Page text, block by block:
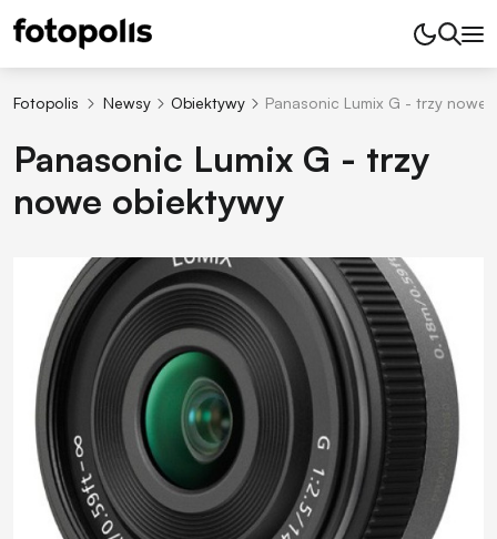
Fotopolis Newsy Obiektywy Panasonic Lumix G - trzy nowe
Panasonic Lumix G - trzy
nowe obiektywy